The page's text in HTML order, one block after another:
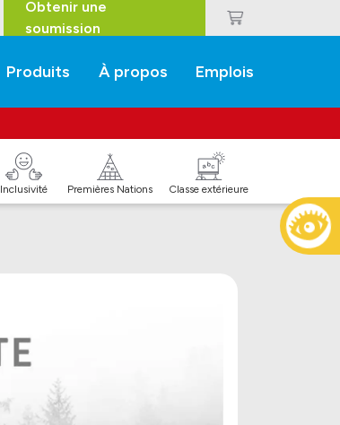
Obtenir une
soumission
Produits À propos Emplois
Inclusivité Premières Nations Classe extérieure